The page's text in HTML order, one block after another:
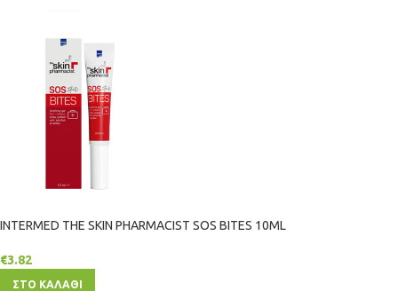
INTERMED THE SKIN PHARMACIST SOS BITES 10ML
€3.82
ΣΤΟ ΚΑΛΑΘΙ